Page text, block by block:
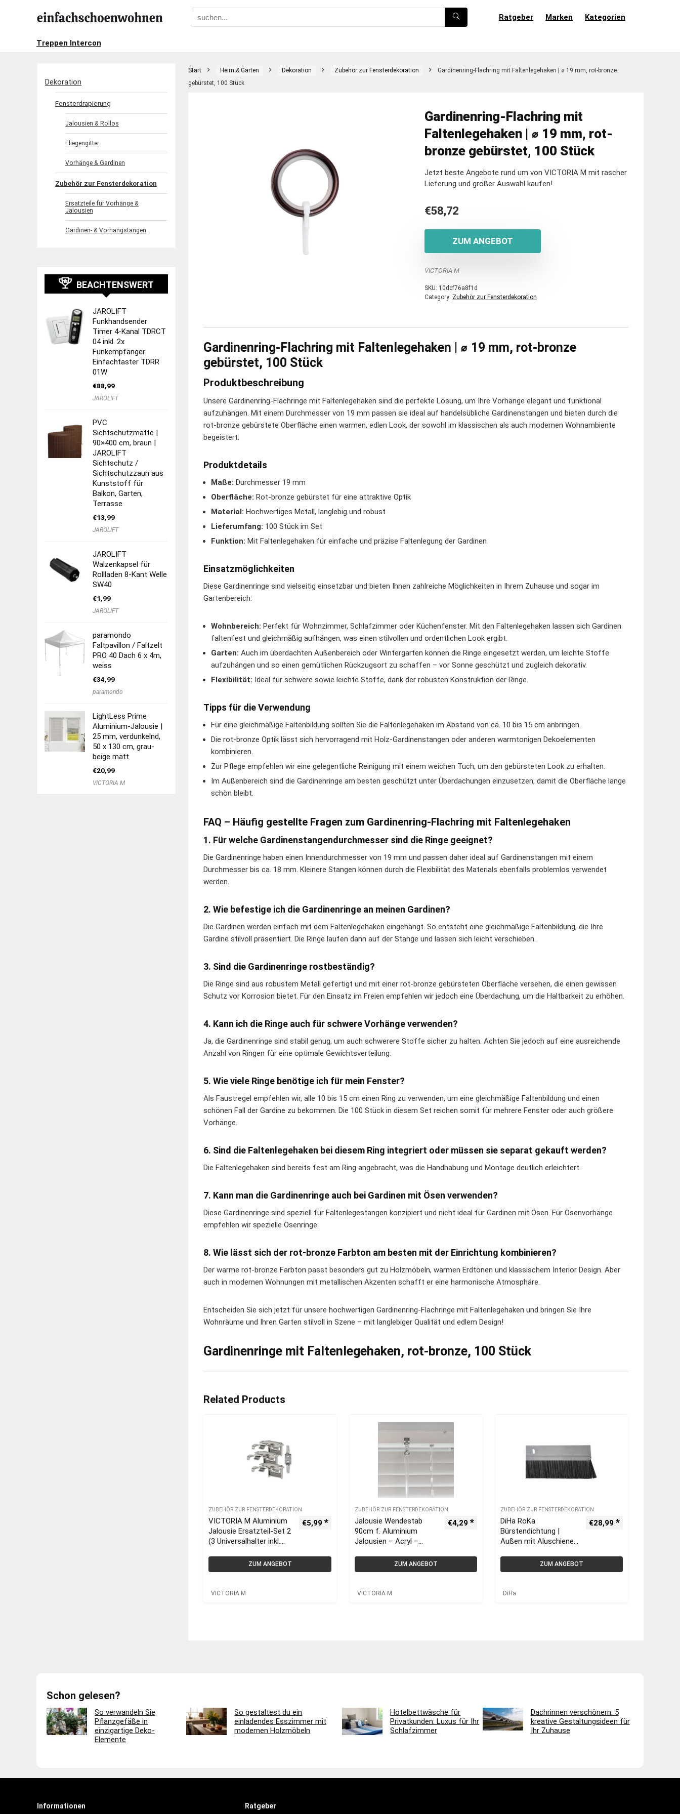
Ratgeber Marken Kategorien
Treppen Intercon
Start Heim & Garten Dekoration Zubehör zur Fensterdekoration
Gardinenring-Flachring mit Faltenlegehaken | ⌀ 19 mm, rot-bronze
gebürstet, 100 Stück
Gardinenring-Flachring mit
Faltenlegehaken | ⌀ 19 mm, rot-
bronze gebürstet, 100 Stück
Jetzt beste Angebote rund um von VICTORIA M mit rascher
Lieferung und großer Auswahl kaufen!
€58,72
ZUM ANGEBOT
VICTORIA M
SKU: 10dcf76a8f1d
Category: Zubehör zur Fensterdekoration
Gardinenring-Flachring mit Faltenlegehaken | ⌀ 19 mm, rot-bronze
gebürstet, 100 Stück
Produktbeschreibung
Unsere Gardinenring-Flachringe mit Faltenlegehaken sind die perfekte Lösung, um Ihre Vorhänge elegant und funktional
aufzuhängen. Mit einem Durchmesser von 19 mm passen sie ideal auf handelsübliche Gardinenstangen und bieten durch die
rot-bronze gebürstete Oberfläche einen warmen, edlen Look, der sowohl im klassischen als auch modernen Wohnambiente
begeistert.
Produktdetails
Maße: Durchmesser 19 mm
Oberfläche: Rot-bronze gebürstet für eine attraktive Optik
Material: Hochwertiges Metall, langlebig und robust
Lieferumfang: 100 Stück im Set
Funktion: Mit Faltenlegehaken für einfache und präzise Faltenlegung der Gardinen
Einsatzmöglichkeiten
Diese Gardinenringe sind vielseitig einsetzbar und bieten Ihnen zahlreiche Möglichkeiten in Ihrem Zuhause und sogar im
Gartenbereich:
Wohnbereich: Perfekt für Wohnzimmer, Schlafzimmer oder Küchenfenster. Mit den Faltenlegehaken lassen sich Gardinen
faltenfest und gleichmäßig aufhängen, was einen stilvollen und ordentlichen Look ergibt.
Garten: Auch im überdachten Außenbereich oder Wintergarten können die Ringe eingesetzt werden, um leichte Stoffe
aufzuhängen und so einen gemütlichen Rückzugsort zu schaffen – vor Sonne geschützt und zugleich dekorativ.
Flexibilität: Ideal für schwere sowie leichte Stoffe, dank der robusten Konstruktion der Ringe.
Tipps für die Verwendung
Für eine gleichmäßige Faltenbildung sollten Sie die Faltenlegehaken im Abstand von ca. 10 bis 15 cm anbringen.
Die rot-bronze Optik lässt sich hervorragend mit Holz-Gardinenstangen oder anderen warmtonigen Dekoelementen
kombinieren.
Zur Pflege empfehlen wir eine gelegentliche Reinigung mit einem weichen Tuch, um den gebürsteten Look zu erhalten.
Im Außenbereich sind die Gardinenringe am besten geschützt unter Überdachungen einzusetzen, damit die Oberfläche lange
schön bleibt.
FAQ – Häufig gestellte Fragen zum Gardinenring-Flachring mit Faltenlegehaken
1. Für welche Gardinenstangendurchmesser sind die Ringe geeignet?
Die Gardinenringe haben einen Innendurchmesser von 19 mm und passen daher ideal auf Gardinenstangen mit einem
Durchmesser bis ca. 18 mm. Kleinere Stangen können durch die Flexibilität des Materials ebenfalls problemlos verwendet
werden.
2. Wie befestige ich die Gardinenringe an meinen Gardinen?
Die Gardinen werden einfach mit dem Faltenlegehaken eingehängt. So entsteht eine gleichmäßige Faltenbildung, die Ihre
Gardine stilvoll präsentiert. Die Ringe laufen dann auf der Stange und lassen sich leicht verschieben.
3. Sind die Gardinenringe rostbeständig?
Die Ringe sind aus robustem Metall gefertigt und mit einer rot-bronze gebürsteten Oberfläche versehen, die einen gewissen
Schutz vor Korrosion bietet. Für den Einsatz im Freien empfehlen wir jedoch eine Überdachung, um die Haltbarkeit zu erhöhen.
4. Kann ich die Ringe auch für schwere Vorhänge verwenden?
Ja, die Gardinenringe sind stabil genug, um auch schwerere Stoffe sicher zu halten. Achten Sie jedoch auf eine ausreichende
Anzahl von Ringen für eine optimale Gewichtsverteilung.
5. Wie viele Ringe benötige ich für mein Fenster?
Als Faustregel empfehlen wir, alle 10 bis 15 cm einen Ring zu verwenden, um eine gleichmäßige Faltenbildung und einen
schönen Fall der Gardine zu bekommen. Die 100 Stück in diesem Set reichen somit für mehrere Fenster oder auch größere
Vorhänge.
6. Sind die Faltenlegehaken bei diesem Ring integriert oder müssen sie separat gekauft werden?
Die Faltenlegehaken sind bereits fest am Ring angebracht, was die Handhabung und Montage deutlich erleichtert.
7. Kann man die Gardinenringe auch bei Gardinen mit Ösen verwenden?
Diese Gardinenringe sind speziell für Faltenlegestangen konzipiert und nicht ideal für Gardinen mit Ösen. Für Ösenvorhänge
empfehlen wir spezielle Ösenringe.
8. Wie lässt sich der rot-bronze Farbton am besten mit der Einrichtung kombinieren?
Der warme rot-bronze Farbton passt besonders gut zu Holzmöbeln, warmen Erdtönen und klassischem Interior Design. Aber
auch in modernen Wohnungen mit metallischen Akzenten schafft er eine harmonische Atmosphäre.
Entscheiden Sie sich jetzt für unsere hochwertigen Gardinenring-Flachringe mit Faltenlegehaken und bringen Sie Ihre
Wohnräume und Ihren Garten stilvoll in Szene – mit langlebiger Qualität und edlem Design!
Gardinenringe mit Faltenlegehaken, rot-bronze, 100 Stück
Related Products
ZUBEHÖR ZUR FENSTERDEKORATION
VICTORIA M Aluminium
Jalousie Ersatzteil-Set 2
(3 Universalhalter inkl.
€5,99
ZUM ANGEBOT
VICTORIA M
ZUBEHÖR ZUR FENSTERDEKORATION
Jalousie Wendestab
90cm f. Aluminium
Jalousien – Acryl –
€4,29
ZUM ANGEBOT
VICTORIA M
ZUBEHÖR ZUR FENSTERDEKORATION
DiHa RoKa
Bürstendichtung |
Außen mit Aluschiene
Rollladenkasten
€28,99
ZUM ANGEBOT
DiHa
Dekoration
Fensterdrapierung
Jalousien & Rollos
Fliegengitter
Vorhänge & Gardinen
Zubehör zur Fensterdekoration
Ersatzteile für Vorhänge &
Jalousien
Gardinen- & Vorhangstangen
BEACHTENSWERT
JAROLIFT
Funkhandsender
Timer 4-Kanal TDRCT
04 inkl. 2x
Funkempfänger
Einfachtaster TDRR
01W
€88,99
JAROLIFT
PVC
Sichtschutzmatte |
90×400 cm, braun |
JAROLIFT
Sichtschutz /
Sichtschutzzaun aus
Kunststoff für
Balkon, Garten,
Terrasse
€13,99
JAROLIFT
JAROLIFT
Walzenkapsel für
Rollladen 8-Kant Welle
SW40
€1,99
JAROLIFT
paramondo
Faltpavillon / Faltzelt
PRO 40 Dach 6 x 4m,
weiss
€34,99
paramondo
LightLess Prime
Aluminium-Jalousie |
25 mm, verdunkelnd,
50 x 130 cm, grau-
beige matt
€20,99
VICTORIA M
Schon gelesen?
So verwandeln Sie
Pflanzgefäße in
einzigartige Deko-
Elemente
So gestaltest du ein
einladendes Esszimmer mit
modernen Holzmöbeln
Hotelbettwäsche für
Privatkunden: Luxus für Ihr
Schlafzimmer
Dachrinnen verschönern: 5
kreative Gestaltungsideen für
Ihr Zuhause
Informationen Ratgeber